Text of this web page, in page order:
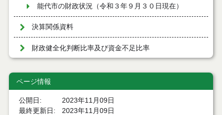
能代市の財政状況（令和３年９月３０日現在）
決算関係資料
財政健全化判断比率及び資金不足比率
ページ情報
公開日
2023年11月09日
最終更新日
2023年11月09日